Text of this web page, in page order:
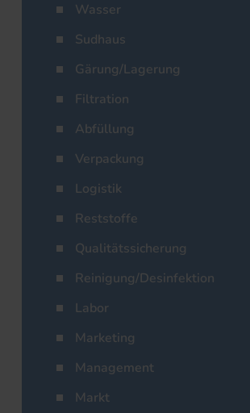
Wasser
Sudhaus
Gärung/Lagerung
Filtration
Abfüllung
Verpackung
Logistik
Reststoffe
Qualitätssicherung
Reinigung/Desinfektion
Labor
Marketing
Management
Markt